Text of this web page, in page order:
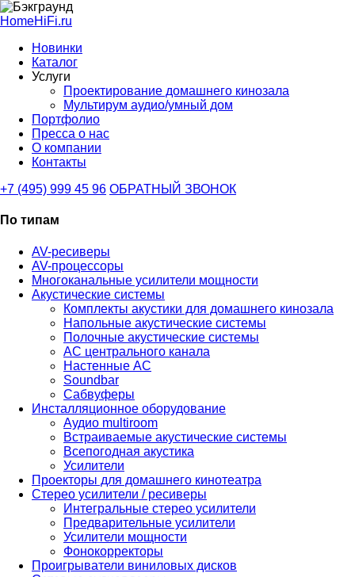
HomeHiFi.ru
Новинки
Каталог
Услуги
Проектирование домашнего кинозала
Мультирум аудио/умный дом
Портфолио
Пресса о нас
О компании
Контакты
+7 (495) 999 45 96 ОБРАТНЫЙ ЗВОНОК
По типам
AV-ресиверы
AV-процессоры
Многоканальные усилители мощности
Акустические системы
Комплекты акустики для домашнего кинозала
Напольные акустические системы
Полочные акустические системы
АС центрального канала
Настенные АС
Soundbar
Сабвуферы
Инсталляционное оборудование
Аудио multiroom
Встраиваемые акустические системы
Всепогодная акустика
Усилители
Проекторы для домашнего кинотеатра
Стерео усилители / ресиверы
Интегральные стерео усилители
Предварительные усилители
Усилители мощности
Фонокорректоры
Проигрыватели виниловых дисков